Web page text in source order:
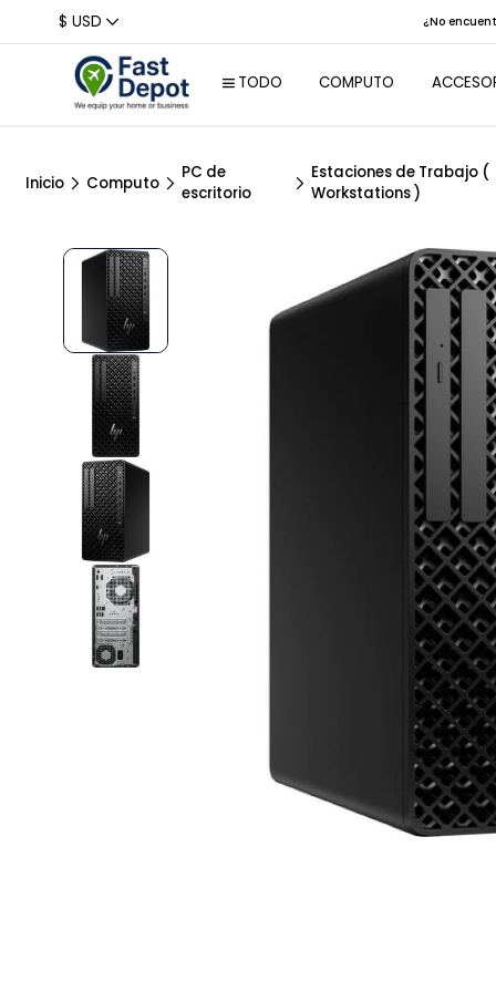
$ USD ¿No
TODO COMPUTO
Laptops
Reconstruidas
Tablets
Laptops colegio /
Profesionales /
Creativos /
Laptops Gaming
Laptops 2-en-1
Apple MacBooks
PC de escritorio
Computadoras de
escritorio
Estaciones de
Trabajo (
Workstations )
Computdoras All-
One ( Todo en uno )
PC para juegos (PC
Gaming)
Computadoras
Apple )
Inicio Computo
PC de
escritorio
Estaciones de
Workstations )